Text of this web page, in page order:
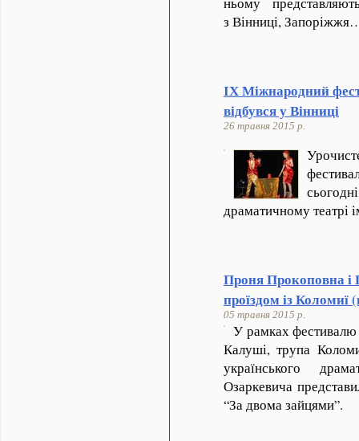
з Вінниці,
ІХ Міжнародний
відбувся у Вінниці
26 травня 2015 р.
драматичному
Проня Прокоповна і
проїздом із Коломиї
05 травня 2015 р.
У рамках фестивалю
Калуші, трупа
українського
Озаркевича
“За двома зайцями”.